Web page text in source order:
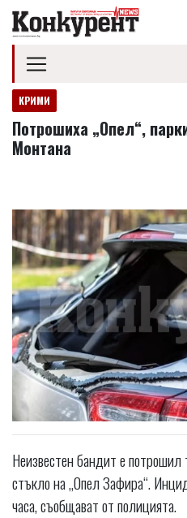
КРИМИ
Потрошиха „Опел“,
Монтана
Неизвестен бандит е
стъкло на „Опел Зафира“.
часа, съобщават от полицията.